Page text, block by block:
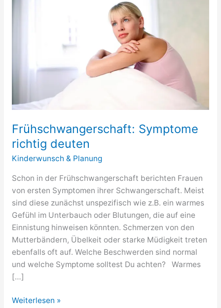
Frühschwangerschaft: Symptome
richtig deuten
Kinderwunsch & Planung
Schon in der Frühschwangerschaft berichten Frauen
von ersten Symptomen ihrer Schwangerschaft. Meist
sind diese zunächst unspezifisch wie z.B. ein warmes
Gefühl im Unterbauch oder Blutungen, die auf eine
Einnistung hinweisen könnten. Schmerzen von den
Mutterbändern, Übelkeit oder starke Müdigkeit treten
ebenfalls oft auf. Welche Beschwerden sind normal
und welche Symptome solltest Du achten? Warmes
[…]
Frühschwangerschaft:
Weiterlesen »